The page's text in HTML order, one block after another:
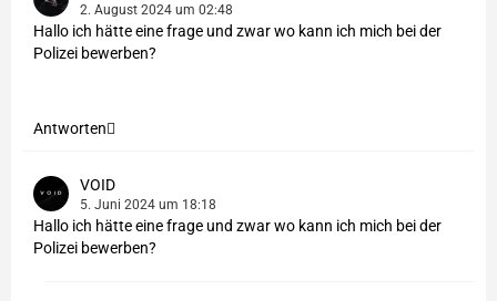
2. August 2024 um 02:48
Hallo ich hätte eine frage und zwar wo kann ich mich bei der
Polizei bewerben?
Antworten
VOID
5. Juni 2024 um 18:18
Hallo ich hätte eine frage und zwar wo kann ich mich bei der
Polizei bewerben?